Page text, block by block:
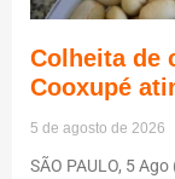
Colheita de
Cooxupé
5 de agosto de 2026
SÃO PAULO, 5